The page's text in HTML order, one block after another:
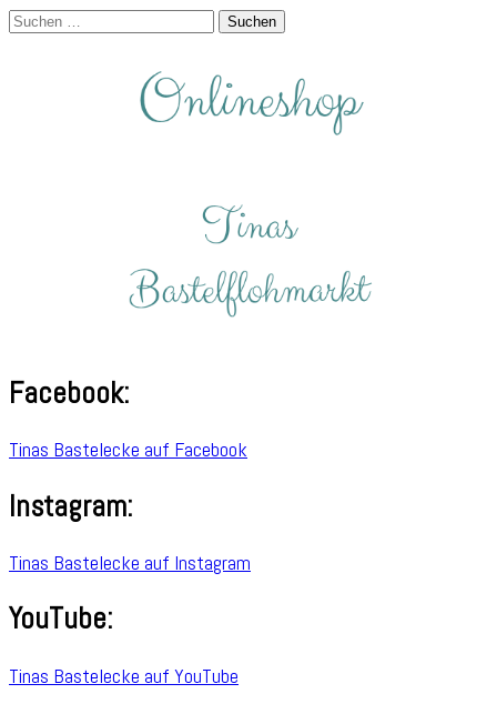
Suchen
Facebook:
Tinas Bastelecke auf Facebook
Instagram:
Tinas Bastelecke auf Instagram
YouTube:
Tinas Bastelecke auf YouTube